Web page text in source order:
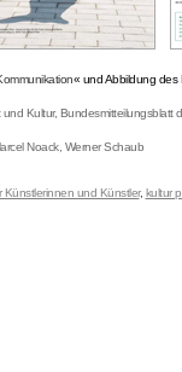
« und Abbildung des
und Kultur,
Noack, Werner Schaub
und Künstler, kultur